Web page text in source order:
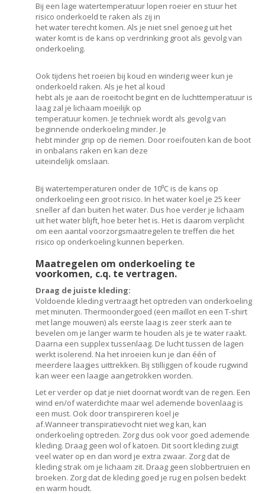
Bij een lage watertemperatuur lopen roeier en stuur het
risico onderkoeld te raken als zij in
het water terecht komen. Als je niet snel genoeg uit het
water komt is de kans op verdrinking groot als gevolg van
onderkoeling.
Ook tijdens het roeien bij koud en winderig weer kun je
onderkoeld raken. Als je het al koud
hebt als je aan de roeitocht begint en de luchttemperatuur is
laag zal je lichaam moeilijk op
temperatuur komen. Je techniek wordt als gevolg van
beginnende onderkoeling minder. Je
hebt minder grip op de riemen. Door roeifouten kan de boot
in onbalans raken en kan deze
uiteindelijk omslaan.
Bij watertemperaturen onder de 10⁰C is de kans op
onderkoeling een groot risico. In het water koel je 25 keer
sneller af dan buiten het water. Dus hoe verder je lichaam
uit het water blijft, hoe beter het is. Het is daarom verplicht
om een aantal voorzorgsmaatregelen te treffen die het
risico op onderkoeling kunnen beperken.
Maatregelen om onderkoeling te
voorkomen, c.q. te vertragen.
Draag de juiste kleding:
Voldoende kleding vertraagt het optreden van onderkoeling
met minuten. Thermoondergoed (een maillot en een T-shirt
met lange mouwen) als eerste laag is zeer sterk aan te
bevelen om je langer warm te houden als je te water raakt.
Daarna een supplex tussenlaag. De lucht tussen de lagen
werkt isolerend. Na het inroeien kun je dan één of
meerdere laagjes uittrekken. Bij stilliggen of koude rugwind
kan weer een laagje aangetrokken worden.
Let er verder op dat je niet doornat wordt van de regen. Een
wind en/of waterdichte maar wel ademende bovenlaag is
een must. Ook door transpireren koel je
af.Wanneer transpiratievocht niet weg kan, kan
onderkoeling optreden. Zorg dus ook voor goed ademende
kleding. Draag geen wol of katoen. Dit soort kleding zuigt
veel water op en dan word je extra zwaar. Zorg dat de
kleding strak om je lichaam zit. Draag geen slobbertruien en
broeken. Zorg dat de kleding goed je rug en polsen bedekt
en warm houdt.